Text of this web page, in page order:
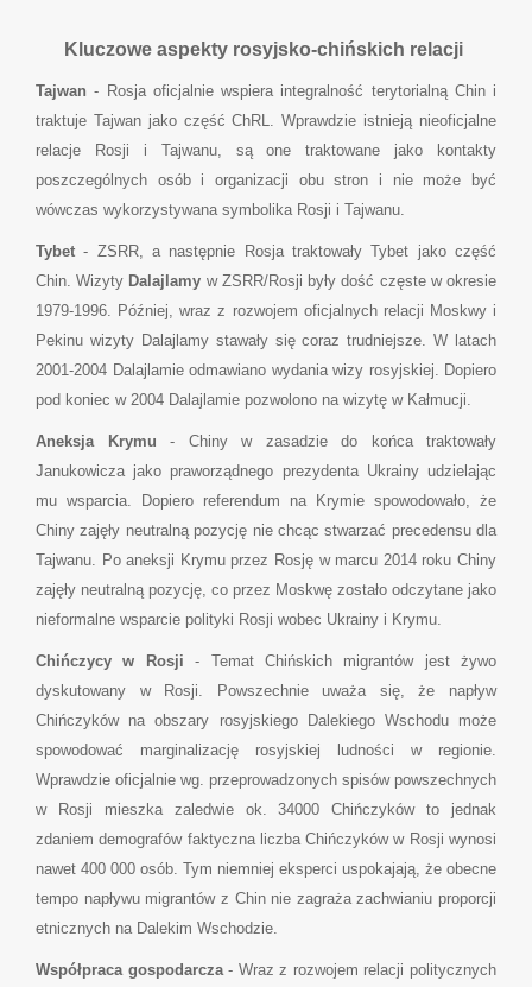
Kluczowe aspekty rosyjsko-chińskich relacji
Tajwan - Rosja oficjalnie wspiera integralność terytorialną Chin i
traktuje Tajwan jako część ChRL. Wprawdzie istnieją nieoficjalne
relacje Rosji i Tajwanu, są one traktowane jako kontakty
poszczególnych osób i organizacji obu stron i nie może być
wówczas wykorzystywana symbolika Rosji i Tajwanu.
Tybet - ZSRR, a następnie Rosja traktowały Tybet jako część
Chin. Wizyty Dalajlamy w ZSRR/Rosji były dość częste w okresie
1979-1996. Później, wraz z rozwojem oficjalnych relacji Moskwy i
Pekinu wizyty Dalajlamy stawały się coraz trudniejsze. W latach
2001-2004 Dalajlamie odmawiano wydania wizy rosyjskiej. Dopiero
pod koniec w 2004 Dalajlamie pozwolono na wizytę w Kałmucji.
Aneksja Krymu - Chiny w zasadzie do końca traktowały
Janukowicza jako praworządnego prezydenta Ukrainy udzielając
mu wsparcia. Dopiero referendum na Krymie spowodowało, że
Chiny zajęły neutralną pozycję nie chcąc stwarzać precedensu dla
Tajwanu. Po aneksji Krymu przez Rosję w marcu 2014 roku Chiny
zajęły neutralną pozycję, co przez Moskwę zostało odczytane jako
nieformalne wsparcie polityki Rosji wobec Ukrainy i Krymu.
Chińczycy w Rosji - Temat Chińskich migrantów jest żywo
dyskutowany w Rosji. Powszechnie uważa się, że napływ
Chińczyków na obszary rosyjskiego Dalekiego Wschodu może
spowodować marginalizację rosyjskiej ludności w regionie.
Wprawdzie oficjalnie wg. przeprowadzonych spisów powszechnych
w Rosji mieszka zaledwie ok. 34000 Chińczyków to jednak
zdaniem demografów faktyczna liczba Chińczyków w Rosji wynosi
nawet 400 000 osób. Tym niemniej eksperci uspokajają, że obecne
tempo napływu migrantów z Chin nie zagraża zachwianiu proporcji
etnicznych na Dalekim Wschodzie.
Współpraca gospodarcza- Wraz z rozwojem relacji politycznych